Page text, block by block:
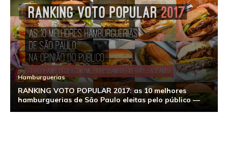
Hamburguerias
RANKING VOTO POPULAR 2017: as 10 melhores
hamburguerias de São Paulo eleitas pelo público —